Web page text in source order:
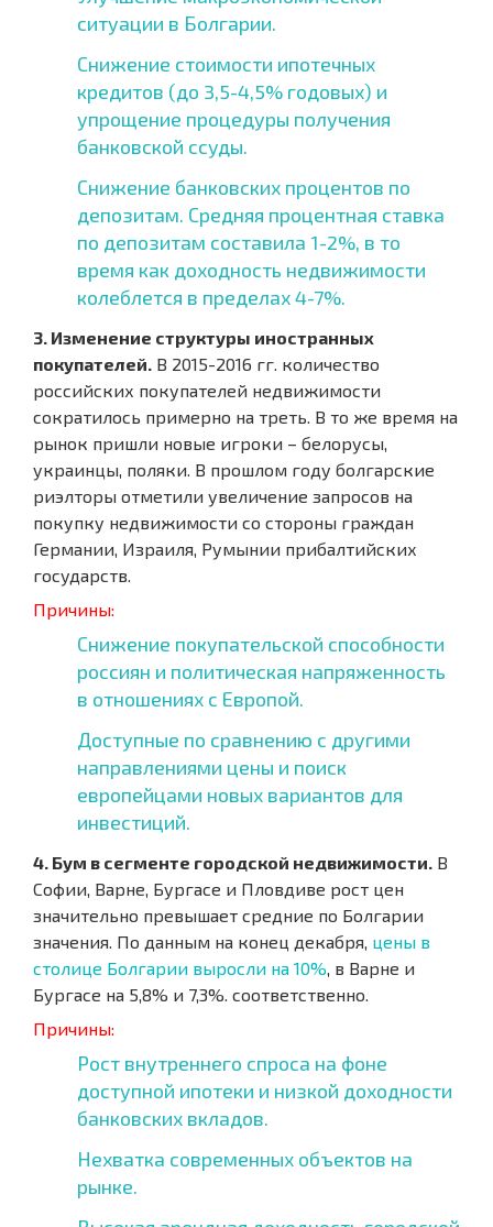
ситуации в Болгарии.
Снижение стоимости ипотечных
кредитов (до 3,5-4,5% годовых) и
упрощение процедуры получения
банковской ссуды.
Снижение банковских процентов по
депозитам. Средняя процентная ставка
по депозитам составила 1-2%, в то
время как доходность недвижимости
колеблется в пределах 4-7%.
3. Изменение структуры иностранных
покупателей. В 2015-2016 гг. количество
российских покупателей недвижимости
сократилось примерно на треть. В то же время на
рынок пришли новые игроки – белорусы,
украинцы, поляки. В прошлом году болгарские
риэлторы отметили увеличение запросов на
покупку недвижимости со стороны граждан
Германии, Израиля, Румынии прибалтийских
государств.
Причины:
Снижение покупательской способности
россиян и политическая напряженность
в отношениях с Европой.
Доступные по сравнению с другими
направлениями цены и поиск
европейцами новых вариантов для
инвестиций.
4. Бум в сегменте городской недвижимости. В
Софии, Варне, Бургасе и Пловдиве рост цен
значительно превышает средние по Болгарии
значения. По данным на конец декабря, цены в
столице Болгарии выросли на 10%, в Варне и
Бургасе на 5,8% и 7,3%. соответственно.
Причины:
Рост внутреннего спроса на фоне
доступной ипотеки и низкой доходности
банковских вкладов.
Нехватка современных объектов на
рынке.